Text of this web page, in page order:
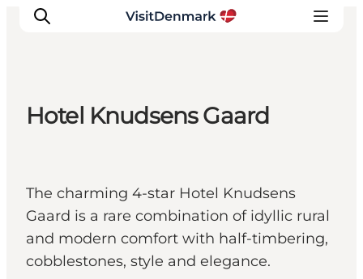
Quoi faire
Hébergements
Planifiez votre voyage
Hotel Knudsens Gaard
The charming 4-star Hotel Knudsens
Gaard is a rare combination of idyllic rural
and modern comfort with half-timbering,
cobblestones, style and elegance.